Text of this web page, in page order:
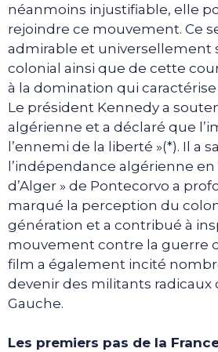
néanmoins injustifiable, elle
rejoindre ce mouvement. Ce
admirable et universellement
colonial ainsi que de cette
à la domination qui
Le président Kennedy a
algérienne et a déclaré que
l’ennemi de la liberté »(*). Il a
l’indépendance algérienne en
d’Alger » de Pontecorvo a
marqué la perception du
génération et a contribué à
mouvement contre la guerre
film a également incité
devenir des militants radicaux
Gauche.
Les premiers pas de la